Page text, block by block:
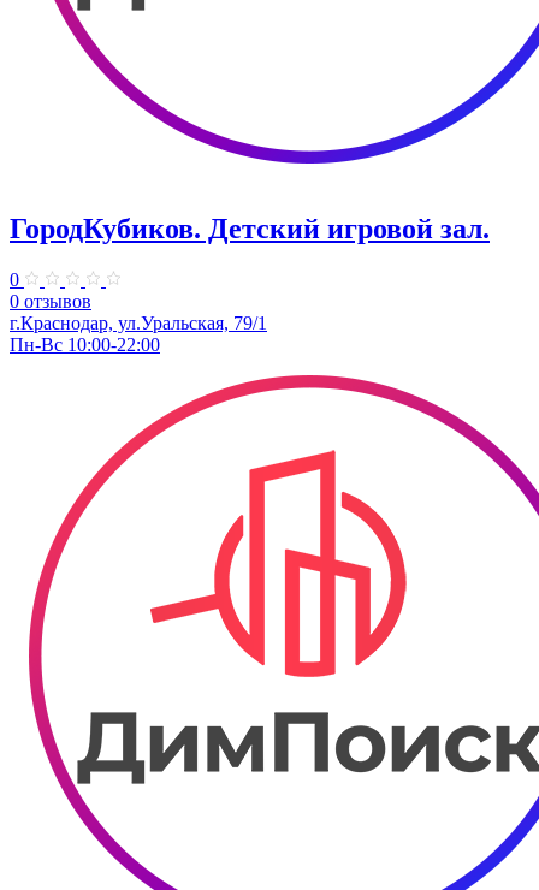
ГородКубиков. ​Детский игровой зал.
0
0 отзывов
г.Краснодар, ​ул.Уральская, 79/1
Пн-Вс 10:00-22:00